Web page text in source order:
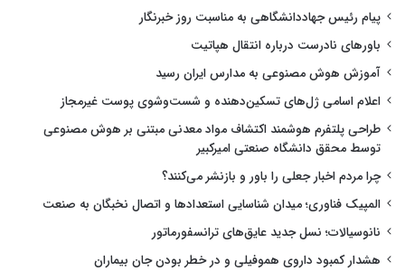
پیام رئیس جهاددانشگاهی به مناسبت روز خبرنگار
باورهای نادرست درباره انتقال هپاتیت
آموزش هوش مصنوعی به مدارس ایران رسید
اعلام اسامی ژل‌های تسکین‌دهنده و شست‌وشوی پوست غیرمجاز
طراحی پلتفرم هوشمند اکتشاف مواد معدنی مبتنی بر هوش مصنوعی
توسط محقق دانشگاه صنعتی امیرکبیر
چرا مردم اخبار جعلی را باور و بازنشر می‌کنند؟
المپیک فناوری؛ میدان شناسایی استعدادها و اتصال نخبگان به صنعت
نانوسیالات؛ نسل جدید عایق‌های ترانسفورماتور
هشدار کمبود داروی هموفیلی و در خطر بودن جان بیماران